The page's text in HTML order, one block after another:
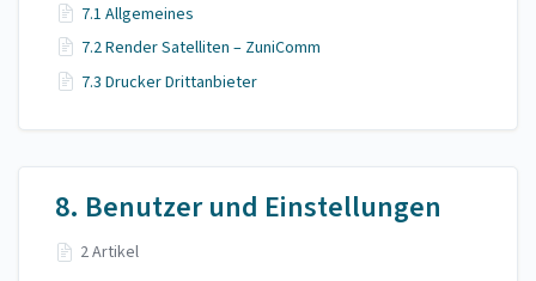
7.1 Allgemeines
7.2 Render Satelliten – ZuniComm
7.3 Drucker Drittanbieter
8. Benutzer und Einstellungen
2 Artikel